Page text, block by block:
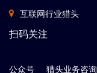
互联网行业猎头
扫码关注
公众号 猎头业务咨询